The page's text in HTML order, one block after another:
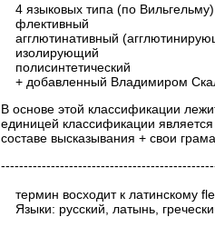
4 языковых типа (по
флективный
агглютинативный
изолирующий
полисинтетический
+ добавленный Владимиром
В основе этой классификации
единицей классификации
составе высказывания + свои
термин восходит к латинскому
Языки: русский, латынь,